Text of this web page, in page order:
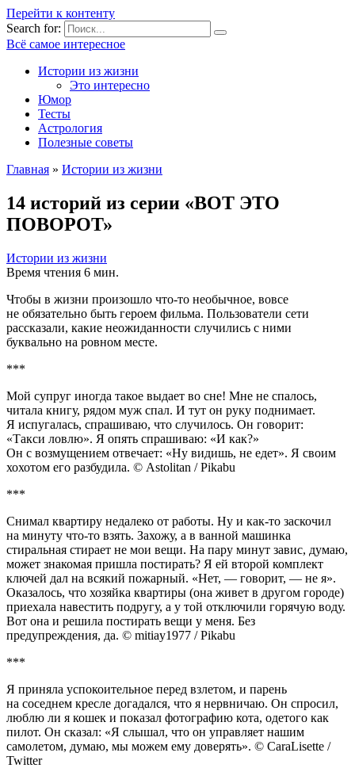
Перейти к контенту
Search for:
Всё самое интересное
Истории из жизни
Это интересно
Юмор
Тесты
Астрология
Полезные советы
Главная » Истории из жизни
14 историй из серии «ВОТ ЭТО
ПОВОРОТ»
Истории из жизни
Время чтения 6 мин.
Чтобы в жизни произошло что-то необычное, вовсе
не обязательно быть героем фильма. Пользователи сети
рассказали, какие неожиданности случились с ними
буквально на ровном месте.
***
Мой супруг иногда такое выдает во сне! Мне не спалось,
читала книгу, рядом муж спал. И тут он руку поднимает.
Я испугалась, спрашиваю, что случилось. Он говорит:
«Такси ловлю». Я опять спрашиваю: «И как?»
Он с возмущением отвечает: «Ну видишь, не едет». Я своим
хохотом его разбудила. © Astolitan / Pikabu
***
Снимал квартиру недалеко от работы. Ну и как-то заскочил
на минуту что-то взять. Захожу, а в ванной машинка
стиральная стирает не мои вещи. На пару минут завис, думаю,
может знакомая пришла постирать? Я ей второй комплект
ключей дал на всякий пожарный. «Нет, — говорит, — не я».
Оказалось, что хозяйка квартиры (она живет в другом городе)
приехала навестить подругу, а у той отключили горячую воду.
Вот она и решила постирать вещи у меня. Без
предупреждения, да. © mitiay1977 / Pikabu
***
Я приняла успокоительное перед взлетом, и парень
на соседнем кресле догадался, что я нервничаю. Он спросил,
люблю ли я кошек и показал фотографию кота, одетого как
пилот. Он сказал: «Я слышал, что он управляет нашим
самолетом, думаю, мы можем ему доверять». © CaraLisette /
Twitter